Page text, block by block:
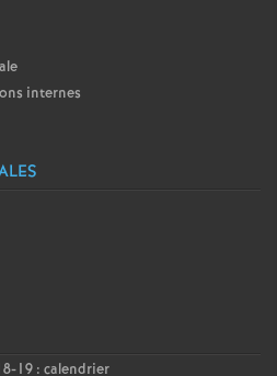
internes
19 : calendrier